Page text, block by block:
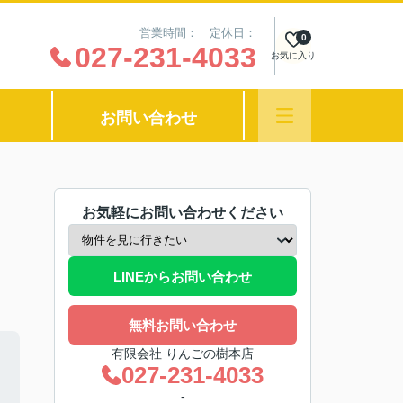
営業時間： 定休日：
027-231-4033 お気に入り
0
お問い合わせ
お気軽にお問い合わせください
LINEからお問い合わせ
無料お問い合わせ
有限会社 りんごの樹本店
027-231-4033
-